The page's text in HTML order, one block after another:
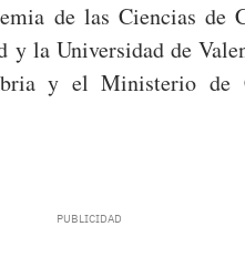
de las Ciencias de
y la Universidad de
y el Ministerio